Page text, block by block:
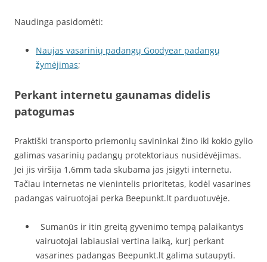
Naudinga pasidomėti:
Naujas vasarinių padangų Goodyear padangų
žymėjimas;
Perkant internetu gaunamas didelis
patogumas
Praktiški transporto priemonių savininkai žino iki kokio gylio
galimas vasarinių padangų protektoriaus nusidėvėjimas.
Jei jis viršija 1,6mm tada skubama jas įsigyti internetu.
Tačiau internetas ne vienintelis prioritetas, kodėl vasarines
padangas vairuotojai perka Beepunkt.lt parduotuvėje.
Sumanūs ir itin greitą gyvenimo tempą palaikantys
vairuotojai labiausiai vertina laiką, kurį perkant
vasarines padangas Beepunkt.lt galima sutaupyti.